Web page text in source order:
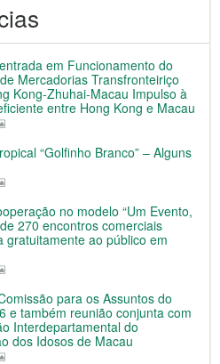
em Funcionamento do
Mercadorias Transfronteiriço
Kong-Zhuhai-Macau Impulso à
entre Hong Kong e Macau
“Golfinho Branco” – Alguns
no modelo “Um Evento,
270 encontros comerciais
gratuitamente ao público em
para os Assuntos do
e também reunião conjunta com
Interdepartamental do
dos Idosos de Macau